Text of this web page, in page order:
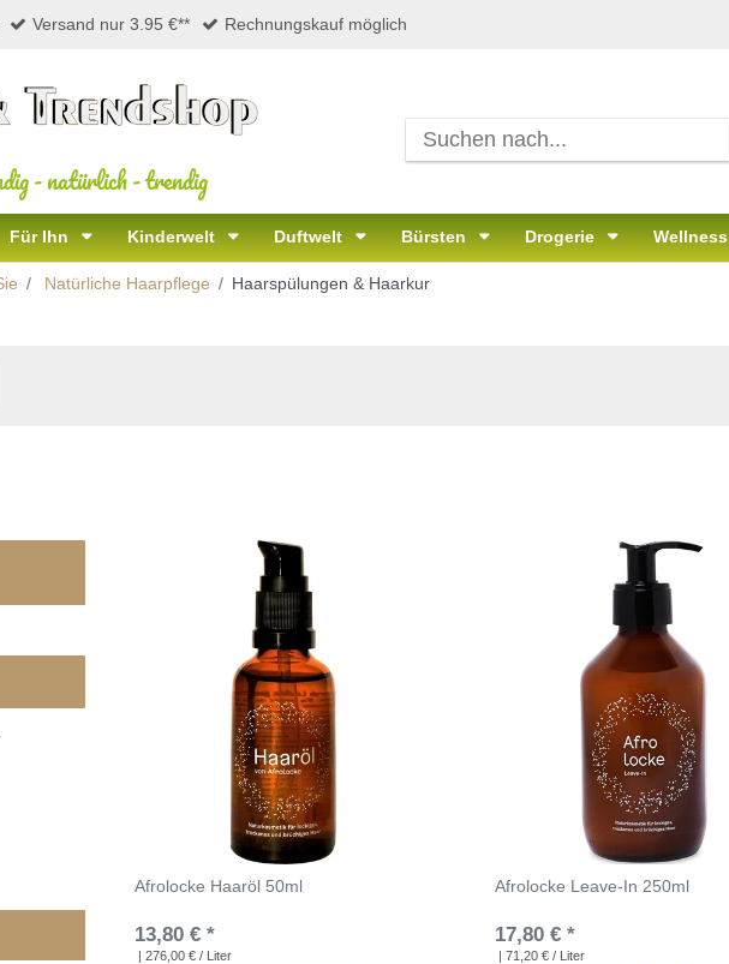
Versand nur 3.95 €** Rechnungskauf möglich
-natürlich-trendig
Für Ihn Kinderwelt Duftwelt Bürsten Drogerie Wellness
Natürliche Haarpflege Haarspülungen & Haarkur
Afrolocke Haaröl 50ml
13,80 € *
| 276,00 € / Liter
Afrolocke Leave-In 250ml
17,80 € *
| 71,20 € / Liter